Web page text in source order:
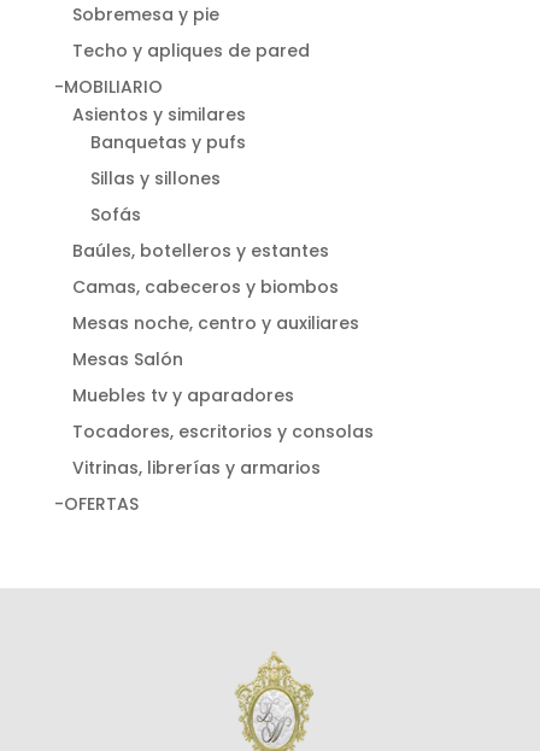
Sobremesa y pie
Techo y apliques de pared
-MOBILIARIO
Asientos y similares
Banquetas y pufs
Sillas y sillones
Sofás
Baúles, botelleros y estantes
Camas, cabeceros y biombos
Mesas noche, centro y auxiliares
Mesas Salón
Muebles tv y aparadores
Tocadores, escritorios y consolas
Vitrinas, librerías y armarios
-OFERTAS